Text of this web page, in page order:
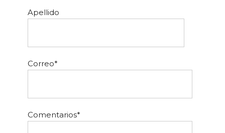
Apellido
Correo*
Comentarios*